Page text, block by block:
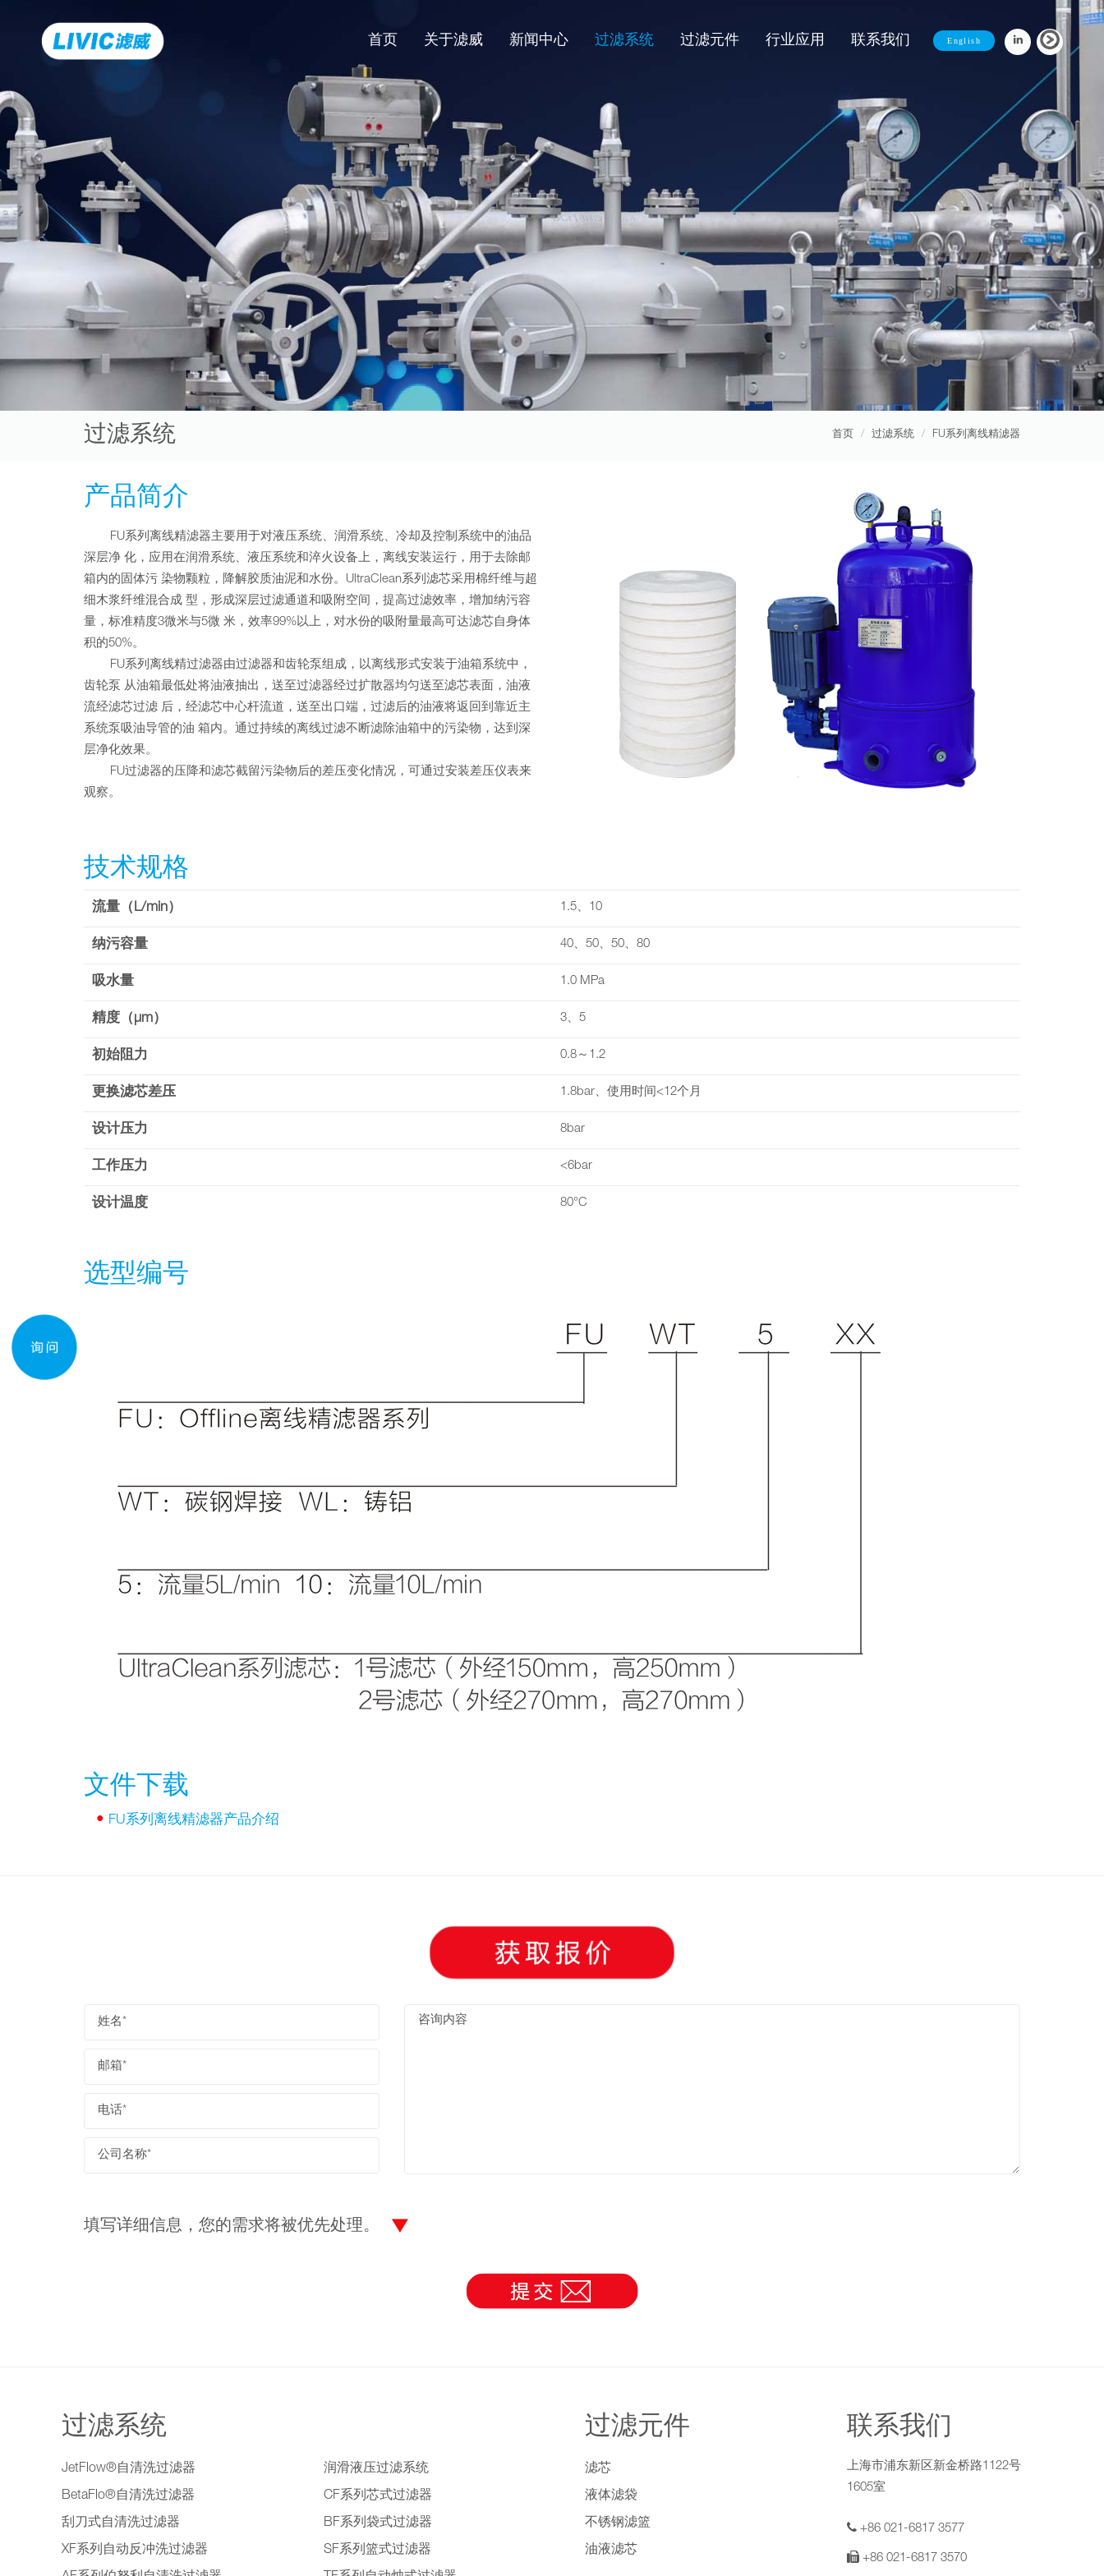
首页 关于滤威 新闻中心 过滤系统 过滤元件 行业应用 联系我们 English
过滤系统 首页 过滤系统 FU系列离线精滤器
产品简介
FU系列离线精滤器主要用于对液压系统、润滑系统、冷却及控制系统中的油品
深层净 化，应用在润滑系统、液压系统和淬火设备上，离线安装运行，用于去除邮
箱内的固体污 染物颗粒，降解胶质油泥和水份。UltraClean系列滤芯采用棉纤维与超
细木浆纤维混合成 型，形成深层过滤通道和吸附空间，提高过滤效率，增加纳污容
量，标准精度3微米与5微 米，效率99%以上，对水份的吸附量最高可达滤芯自身体
积的50%。
FU系列离线精过滤器由过滤器和齿轮泵组成，以离线形式安装于油箱系统中，
齿轮泵 从油箱最低处将油液抽出，送至过滤器经过扩散器均匀送至滤芯表面，油液
流经滤芯过滤 后，经滤芯中心杆流道，送至出口端，过滤后的油液将返回到靠近主
系统泵吸油导管的油 箱内。通过持续的离线过滤不断滤除油箱中的污染物，达到深
层净化效果。
FU过滤器的压降和滤芯截留污染物后的差压变化情况，可通过安装差压仪表来
观察。
技术规格
流量（L/min） 1.5、10
纳污容量 40、50、50、80
吸水量 1.0 MPa
精度（µm） 3、5
初始阻力 0.8～1.2
更换滤芯差压 1.8bar、使用时间<12个月
设计压力 8bar
工作压力 <6bar
设计温度 80°C
选型编号
文件下载
• FU系列离线精滤器产品介绍
填写详细信息，您的需求将被优先处理。
过滤系统
JetFlow®自清洗过滤器
BetaFlo®自清洗过滤器
刮刀式自清洗过滤器
XF系列自动反冲洗过滤器
润滑液压过滤系统
CF系列芯式过滤器
BF系列袋式过滤器
SF系列篮式过滤器
过滤元件
滤芯
液体滤袋
不锈钢滤篮
油液滤芯
联系我们
上海市浦东新区新金桥路1122号
1605室
+86 021-6817 3577
+86 021-6817 3570